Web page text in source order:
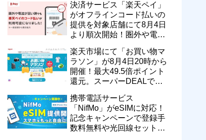
売
決済サービス「楽天ペイ」
がオフラインコード払いの
提供を対象店舗にて8月4日
より順次開始！圏外や電波
に
楽天市場にて「お買い物マ
ラソン」が8月4日20時から
開催！最大49.5倍ポイント
還元。スーパーDEALで
など
携帯電話サービス
「NifMo」がeSIMに対応！
記念キャンペーンで登録手
数料無料や光回線セットで